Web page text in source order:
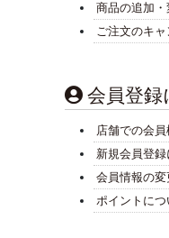
商品の追加
ご注文のキ
会員登録
店舗での会
新規会員登
会員情報の変
ポイントにつ